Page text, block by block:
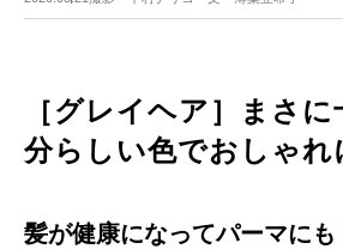
［グレイヘア］まさに
分らしい色でおしゃれ
髪が健康になってパーマにも